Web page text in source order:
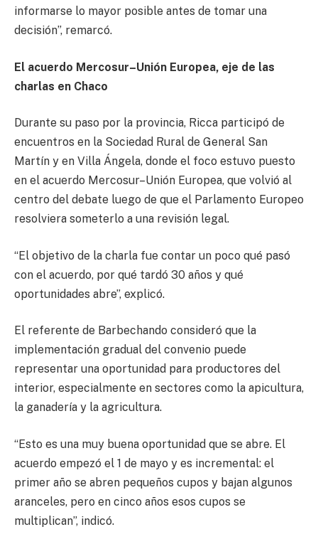
informarse lo mayor posible antes de tomar una
decisión”, remarcó.
El acuerdo Mercosur–Unión Europea, eje de las
charlas en Chaco
Durante su paso por la provincia, Ricca participó de
encuentros en la Sociedad Rural de General San
Martín y en Villa Ángela, donde el foco estuvo puesto
en el acuerdo Mercosur–Unión Europea, que volvió al
centro del debate luego de que el Parlamento Europeo
resolviera someterlo a una revisión legal.
“El objetivo de la charla fue contar un poco qué pasó
con el acuerdo, por qué tardó 30 años y qué
oportunidades abre”, explicó.
El referente de Barbechando consideró que la
implementación gradual del convenio puede
representar una oportunidad para productores del
interior, especialmente en sectores como la apicultura,
la ganadería y la agricultura.
“Esto es una muy buena oportunidad que se abre. El
acuerdo empezó el 1 de mayo y es incremental: el
primer año se abren pequeños cupos y bajan algunos
aranceles, pero en cinco años esos cupos se
multiplican”, indicó.